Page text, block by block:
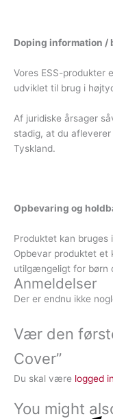
Doping information
Vores ESS-produkter
udviklet til brug i
Af juridiske årsager
stadig, at du
Tyskland.
Opbevaring og
Produktet kan
Opbevar produktet et
utilgængeligt for børn
Anmeldelser
Der er endnu ikke
Vær den
Cover”
Du skal være logged in
You might